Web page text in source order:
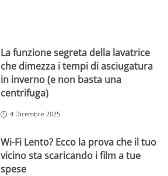
La funzione segreta della lavatrice
che dimezza i tempi di asciugatura
in inverno (e non basta una
centrifuga)
4 Dicembre 2025
Wi-Fi Lento? Ecco la prova che il tuo
vicino sta scaricando i film a tue
spese